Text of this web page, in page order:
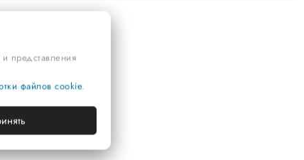
представления
файлов cookie.